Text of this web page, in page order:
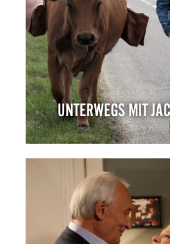
UNTERWEGS MIT